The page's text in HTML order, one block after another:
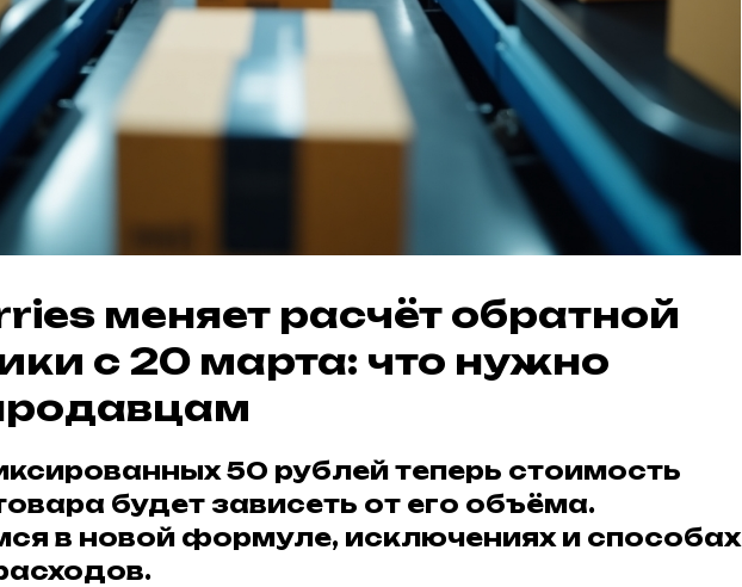
меняет расчёт обратной
с 20 марта: что нужно
50 рублей теперь стоимость
будет зависеть от его объёма.
в новой формуле, исключениях и способах